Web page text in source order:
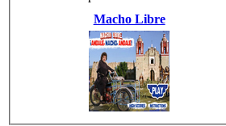
Macho Libre